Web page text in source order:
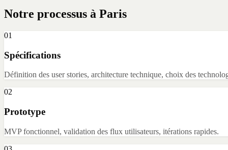
Notre processus à Paris
01
Spécifications
Définition des user stories, architecture technique, choix des
02
Prototype
MVP fonctionnel, validation des flux utilisateurs, itérations rapides.